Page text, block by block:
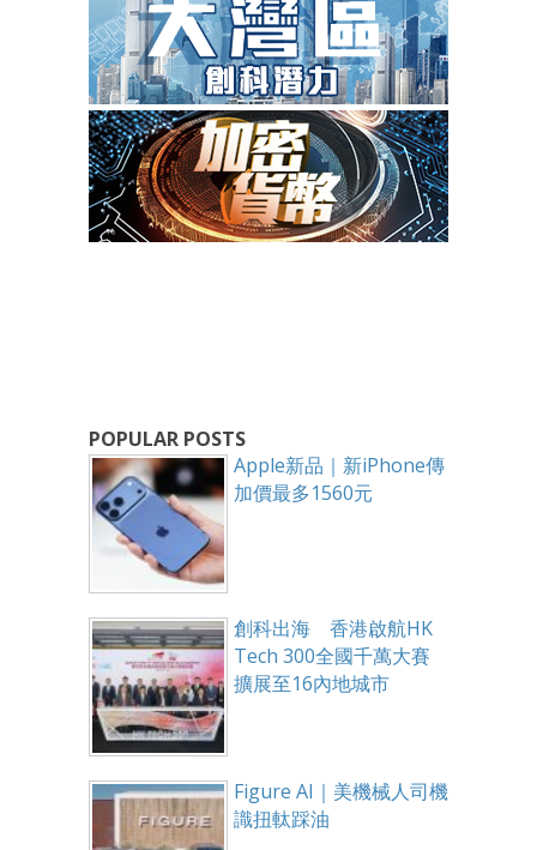
POPULAR POSTS
Apple新品｜新iPhone傳
加價最多1560元
創科出海 香港啟航HK
Tech 300全國千萬大賽
擴展至16內地城市
Figure AI｜美機械人司機
識扭軚踩油